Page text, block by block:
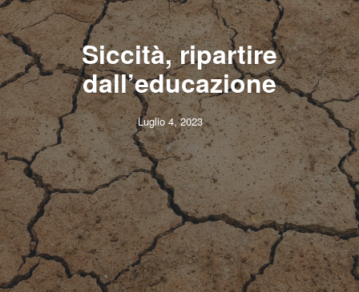
Siccità, ripartire
dall’educazione
Luglio 4, 2023